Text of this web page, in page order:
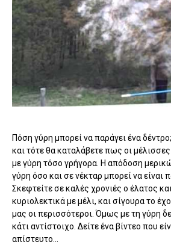
Πόση γύρη μπορεί να παράγει ένα
και τότε θα καταλάβετε πως οι
με γύρη τόσο γρήγορα. Η απόδοση
γύρη όσο και σε νέκταρ μπορεί να είναι
Σκεφτείτε σε καλές χρονιές ο έλατος
κυριολεκτικά με μέλι, και σίγουρα το
μας οι περισσότεροι. Όμως με τη γύρη
κάτι αντίστοιχο. Δείτε ένα βίντεο που
απίστευτο...